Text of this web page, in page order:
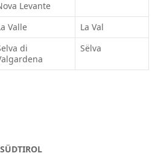
Levante
Valle
La Val
di
Sëlva